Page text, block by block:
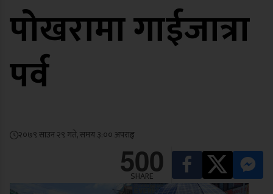
पोखरामा गाईजात्रा
पर्व
२०७९ साउन २९ गते, समय ३:०० अपराह्न
500
SHARE